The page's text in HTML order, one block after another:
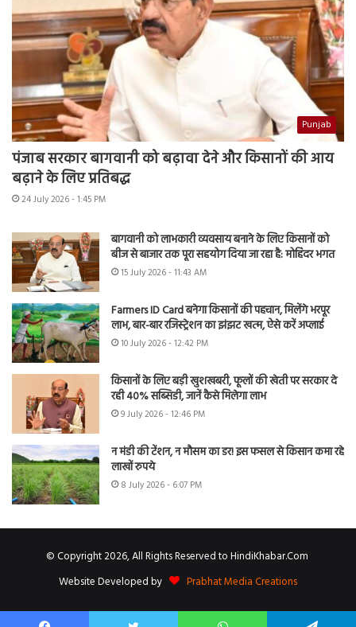
Punjab
पंजाब सरकार बागवानी को बढ़ावा देने और किसानों की आय
बढ़ाने के लिए प्रतिबद्ध
24 July 2026 - 1:45 PM
बागवानी को लाभकारी व्यवसाय बनाने के लिए किसानों को
बीज से बाजार तक पूरा सहयोग दिया जा रहा है: मोहिंदर भगत
15 July 2026 - 11:43 AM
Farmers ID Card बनेगा किसानों की पहचान, मिलेंगे भरपूर
लाभ, बार-बार रजिस्ट्रेशन का झंझट खत्म, ऐसे करें अप्लाई
10 July 2026 - 12:42 PM
किसानों के लिए बड़ी खुशखबरी, फूलों की खेती पर सरकार दे
रही 40% सब्सिडी, जानें कैसे मिलेगा लाभ
9 July 2026 - 12:46 PM
न मंडी की टेंशन, न मौसम का डर! इस फसल से किसान कमा रहे
लाखों रुपये
8 July 2026 - 6:07 PM
© Copyright 2026, All Rights Reserved to HindiKhabar.Com
Website Developed by
Prabhat Media Creations